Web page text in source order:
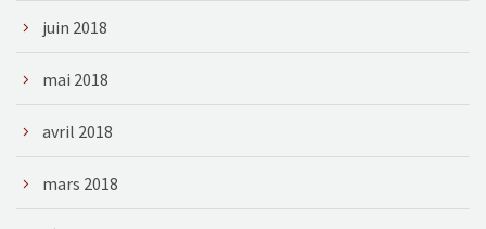
juin 2018
mai 2018
avril 2018
mars 2018